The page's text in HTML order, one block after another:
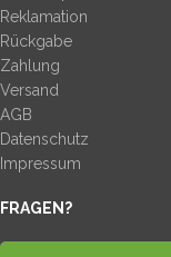
Reklamation
Rückgabe
Zahlung
Versand
AGB
Datenschutz
Impressum
FRAGEN?